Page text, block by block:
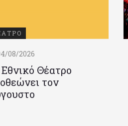
08/2026
Θέατρο
τον